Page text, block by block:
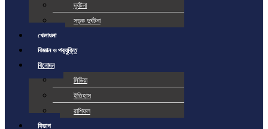
দূর্ঘটনা
সড়ক দুর্ঘটনা
খেলাধুলা
বিজ্ঞান ও প্রযুক্তি
বিনোদন
মিডিয়া
ইতিহাস
রাশিফল
বিভাগ